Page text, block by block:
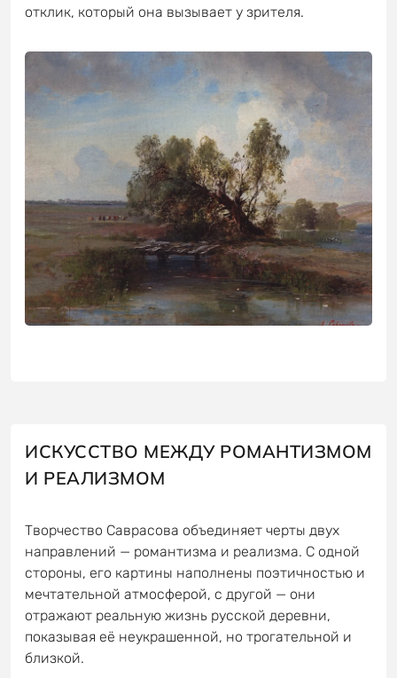
отклик, который она вызывает у зрителя.
ИСКУССТВО МЕЖДУ РОМАНТИЗМОМ
И РЕАЛИЗМОМ
Творчество Саврасова объединяет черты двух
направлений — романтизма и реализма. С одной
стороны, его картины наполнены поэтичностью и
мечтательной атмосферой, с другой — они
отражают реальную жизнь русской деревни,
показывая её неукрашенной, но трогательной и
близкой.